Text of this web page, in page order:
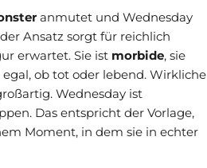
anmutet und Wednesday
Ansatz sorgt für reichlich
erwartet. Sie ist morbide, sie
ob tot oder lebend. Wirkliche
Wednesday ist
Das entspricht der Vorlage,
Moment, in dem sie in echter